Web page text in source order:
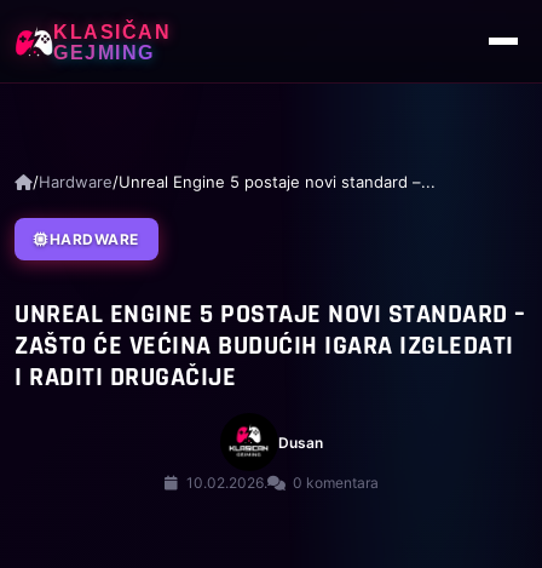
KLASIČAN
GEJMING
/Hardware/Unreal Engine 5 postaje novi standard –...
HARDWARE
UNREAL ENGINE 5 POSTAJE NOVI STANDARD –
ZAŠTO ĆE VEĆINA BUDUĆIH IGARA IZGLEDATI
I RADITI DRUGAČIJE
Dusan
10.02.2026. 0 komentara